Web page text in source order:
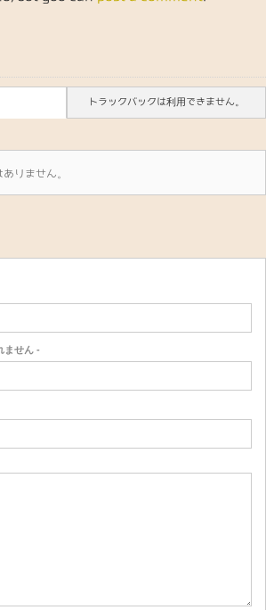
トラックバックは利用できません。
りません。
ません -